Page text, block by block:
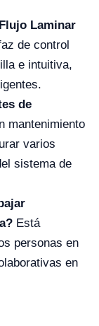
Laminar
de control
e intuitiva,
de
mantenimiento
varios
sistema de
Está
personas en
en